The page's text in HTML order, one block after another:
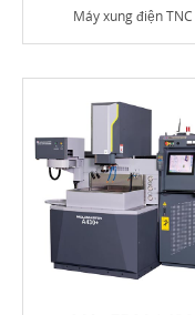
Máy xung điện TNC